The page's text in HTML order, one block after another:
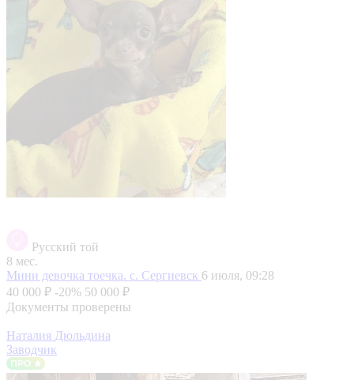
Русский той
8 мес.
Мини девочка тоечка. с. Сергиевск 6 июля, 09:28
40 000 ₽ -20% 50 000 ₽
Документы проверены
Наталия Дюльдина
Заводчик